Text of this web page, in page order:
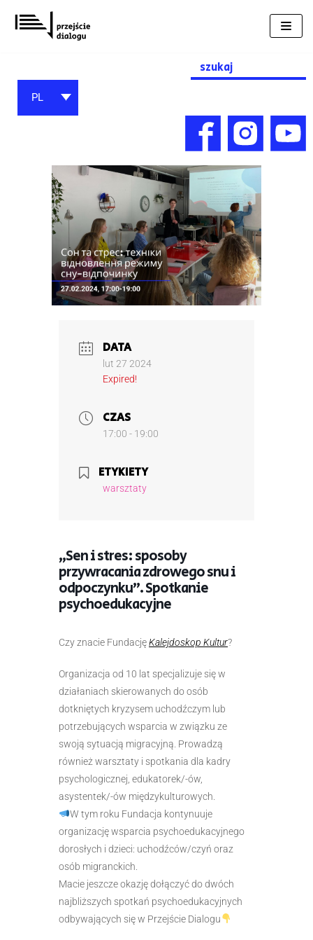
Przejdź
do
Search
for:
PL
DATA
lut 27 2024
Expired!
CZAS
17:00 - 19:00
ETYKIETY
warsztaty
„Sen i stres: sposoby
przywracania zdrowego snu i
odpoczynku”. Spotkanie
psychoedukacyjne
Czy znacie FundacjęKalejdoskop Kultur?
Organizacja od 10 lat specjalizuje się w
działaniach skierowanych do osób
dotkniętych kryzysem uchodźczym lub
potrzebujących wsparcia w związku ze
swoją sytuacją migracyjną. Prowadzą
również warsztaty i spotkania dla kadry
psychologicznej, edukatorek/-ów,
asystentek/-ów międzykulturowych.
W tym roku Fundacja kontynuuje
organizację wsparcia psychoedukacyjnego
dorosłych i dzieci: uchodźców/czyń oraz
osób migranckich.
Macie jeszcze okazję dołączyć do dwóch
najbliższych spotkań psychoedukacyjnych
odbywających się w Przejście Dialogu